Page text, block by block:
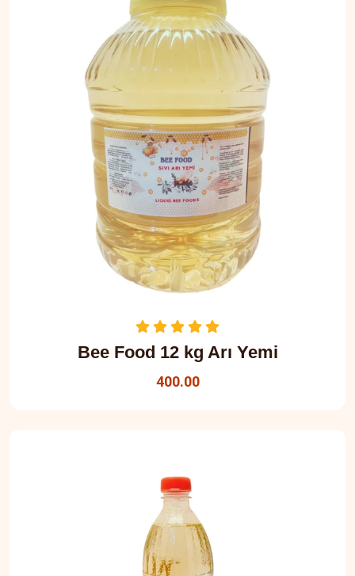
Bee Food 12 kg Arı Yemi
400.00